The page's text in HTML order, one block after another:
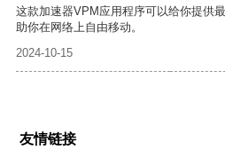
这款加速器VPM应用程序可以给你提供
助你在网络上自由移动。
2024-10-15
友情链接